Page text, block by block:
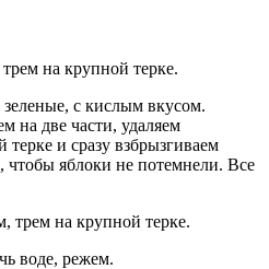
на крупной терке.
с кислым вкусом.
на две части, удаляем
и сразу взбрызгиваем
чтобы яблоки не потемнели. Все
трем на крупной терке.
воде, режем.